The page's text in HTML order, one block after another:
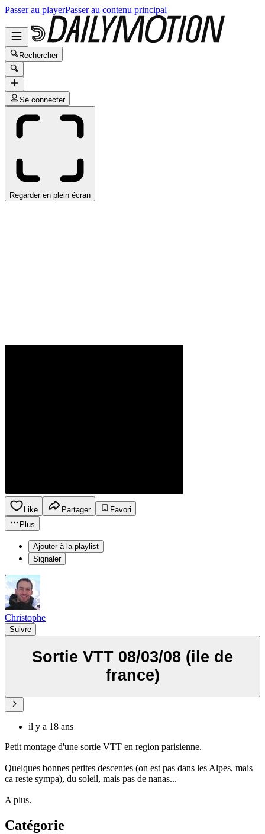
Passer au playerPasser au contenu principal
Rechercher
Se connecter
Regarder en plein écran
Like Partager
Favori
Plus
Ajouter à la playlist
Signaler
Christophe
Suivre
Sortie VTT 08/03/08 (ile de
france)
il y a 18 ans
Petit montage d'une sortie VTT en region parisienne.
Quelques bonnes petites descentes (on est pas dans les Alpes, mais
ca reste sympa), du soleil, mais pas de nanas...
A plus.
Catégorie